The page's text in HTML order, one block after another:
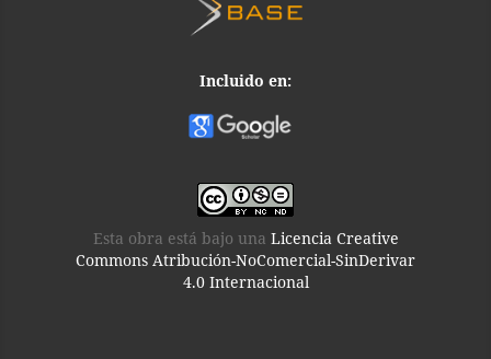
Incluido en:
Esta obra está bajo una Licencia Creative
Commons Atribución-NoComercial-SinDerivar
4.0 Internacional